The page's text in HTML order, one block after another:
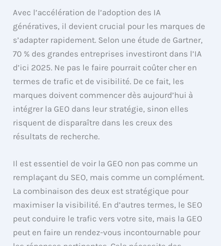
Avec l’accélération de l’adoption des IA
génératives, il devient crucial pour les marques de
s’adapter rapidement. Selon une étude de Gartner,
70 % des grandes entreprises investiront dans l’IA
d’ici 2025. Ne pas le faire pourrait coûter cher en
termes de trafic et de visibilité. De ce fait, les
marques doivent commencer dès aujourd’hui à
intégrer la GEO dans leur stratégie, sinon elles
risquent de disparaître dans les creux des
résultats de recherche.
Il est essentiel de voir la GEO non pas comme un
remplaçant du SEO, mais comme un complément.
La combinaison des deux est stratégique pour
maximiser la visibilité. En d’autres termes, le SEO
peut conduire le trafic vers votre site, mais la GEO
peut en faire un rendez-vous incontournable pour